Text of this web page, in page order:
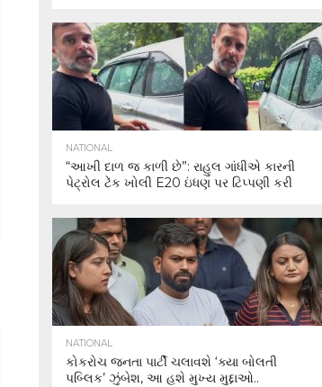
NATIONAL
“આખી દાળ જ કાળી છે”: રાહુલ ગાંધીએ કારની
પેટ્રોલ ટેંક ખોલી E20 ઇંધણ પર ટિપ્પણી કરી
NATIONAL
કોકરોચ જનતા પાર્ટી ચલાવશે ‘ક્યા બોલતી
પબ્લિક’ ઝુંબેશ, આ હશે મુખ્ય મુદ્દાઓ..